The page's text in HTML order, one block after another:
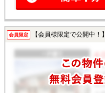
会員限定 【会員様限定で公開中！】